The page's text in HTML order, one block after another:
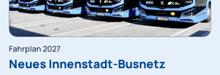
Fahrplan 2027
Neues Innenstadt-Busnetz